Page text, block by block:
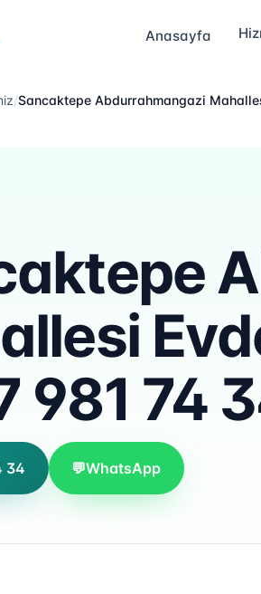
Anasayfa
/Sancaktepe Abdurrahmangazi
981 74
34 💬WhatsApp